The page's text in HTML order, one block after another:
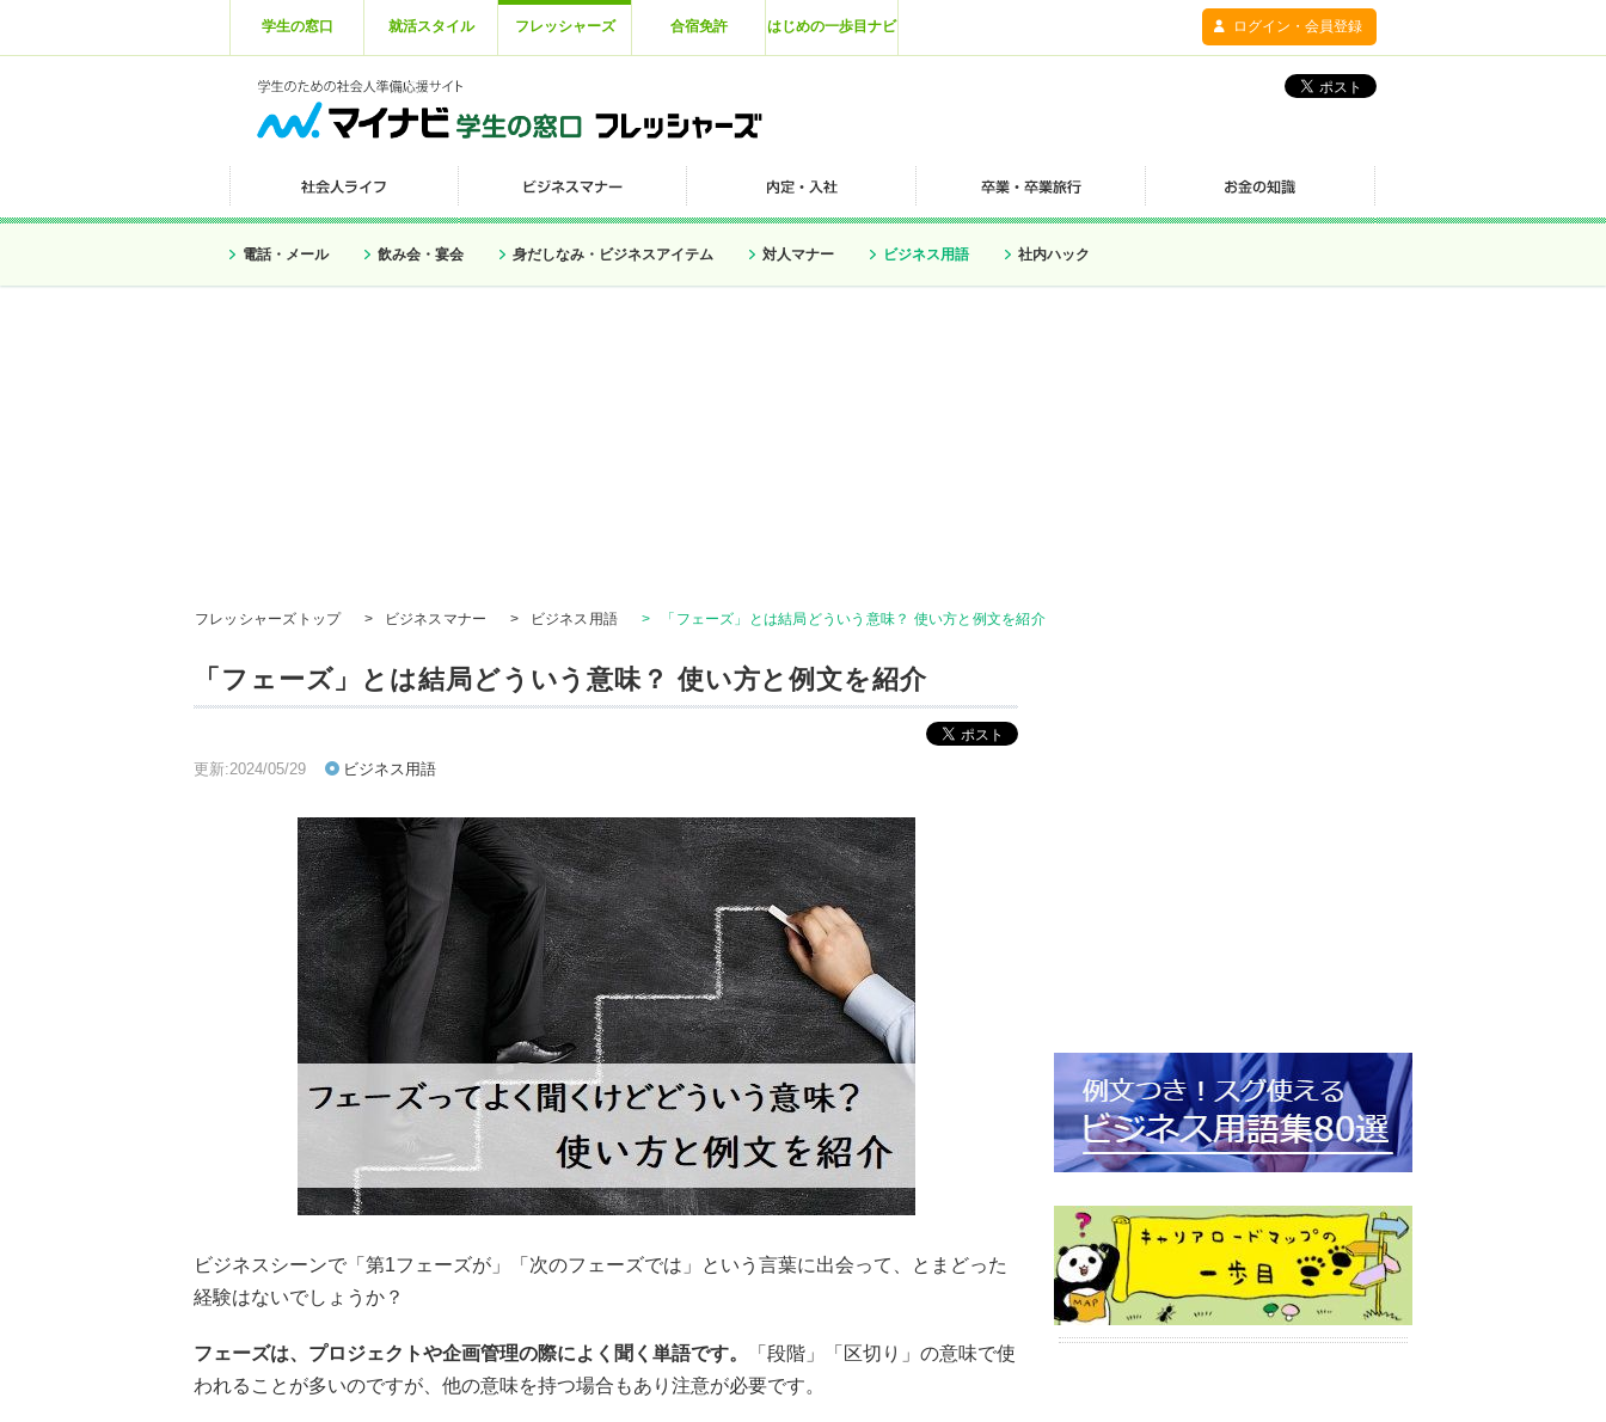
学生の窓口 就活スタイル フレッシャーズ 合宿免許 はじめの一歩目ナビ ログイン・会員登録
電話・メール 飲み会・宴会 身だしなみ・ビジネスアイテム 対人マナー ビジネス用語 社内ハック
フレッシャーズトップ > ビジネスマナー > ビジネス用語 > 「フェーズ」とは結局どういう意味？ 使い方と例文を紹介
「フェーズ」とは結局どういう意味？ 使い方と例文を紹介
更新:2024/05/29 ビジネス用語
ビジネスシーンで「第1フェーズが」「次のフェーズでは」という言葉に出会って、とまどった
経験はないでしょうか？
フェーズは、プロジェクトや企画管理の際によく聞く単語です。
「段階」「区切り」の意味で使
われることが多いのですが、他の意味を持つ場合もあり注意が必要です。